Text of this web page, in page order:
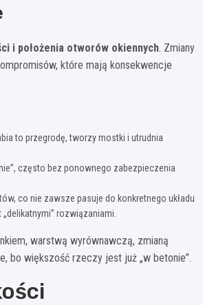
i położenia otworów okiennych. Zmiany
które mają konsekwencje
to przegrodę, tworzy mostki i utrudnia
często bez ponownego zabezpieczenia
co nie zawsze pasuje do konkretnego układu
rozwiązaniami.
warstwą wyrównawczą, zmianą
bo większość rzeczy jest już „w betonie”.